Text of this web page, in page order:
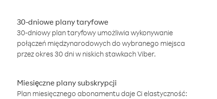
30-dniowe plany taryfowe
30-dniowy plan taryfowy umożliwia wykonywanie
połączeń międzynarodowych do wybranego miejsca
przez okres 30 dni w niskich stawkach Viber.
Miesięczne plany subskrypcji
Plan miesięcznego abonamentu daje Ci elastyczność: